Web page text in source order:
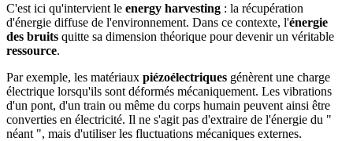
C'est ici qu'intervient le energy harvesting : la récupération
d'énergie diffuse de l'environnement. Dans ce contexte, l'énergie
des bruits quitte sa dimension théorique pour devenir un véritable
ressource.
Par exemple, les matériaux piézoélectriques génèrent une charge
électrique lorsqu'ils sont déformés mécaniquement. Les vibrations
d'un pont, d'un train ou même du corps humain peuvent ainsi être
converties en électricité. Il ne s'agit pas d'extraire de l'énergie du "
néant ", mais d'utiliser les fluctuations mécaniques externes.